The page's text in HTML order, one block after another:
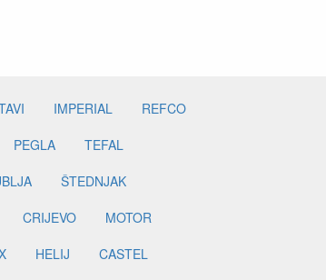
IMPERIAL
REFCO
PEGLA
TEFAL
ŠTEDNJAK
CRIJEVO
MOTOR
HELIJ
CASTEL